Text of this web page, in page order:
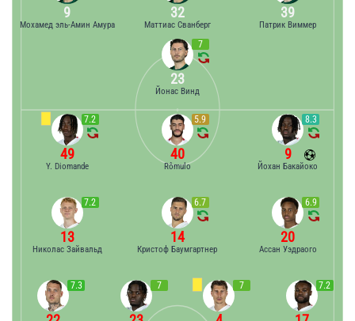
39
Патрик Виммер
32
Маттиас Сванберг
9
Мохамед эль-Амин Амура
7
23
Йонас Винд
7.3 7 7 7.2
7.2
13
Николас Зайвальд
6.7
14
Кристоф Баумгартнер
6.9
20
Ассан Уэдраого
7.2
49
Y. Diomande
5.9
40
Rômulo
8.3
9
Йохан Бакайоко